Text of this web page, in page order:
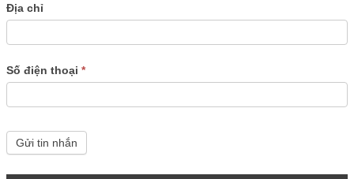
Địa chỉ
Số điện thoại *
Gửi tin nhắn